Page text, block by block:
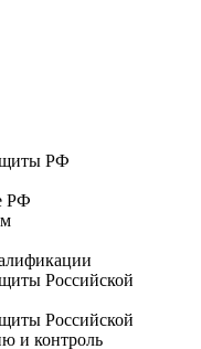
РФ
РФ
Российской
Российской
и контроль